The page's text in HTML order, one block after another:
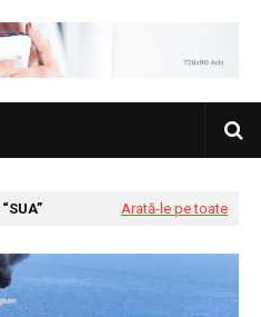
SUA Arată-le pe toate